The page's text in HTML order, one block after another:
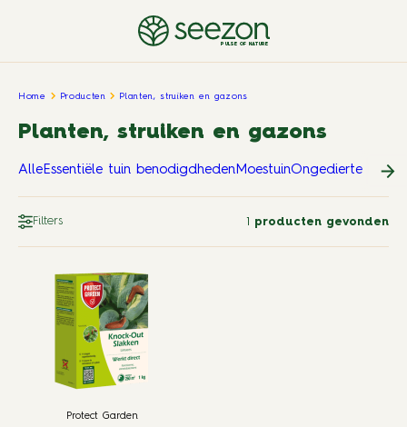
PULSE OF NATURE
Home Producten Planten, struiken en gazons
Planten, struiken en gazons
AlleEssentiële tuin benodigdhedenMoestuinOngedierte in en
Filters 1 producten gevonden
Protect Garden